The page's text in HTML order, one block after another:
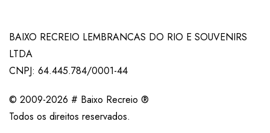
BAIXO RECREIO LEMBRANCAS DO RIO E SOUVENIRS
LTDA
CNPJ: 64.445.784/0001-44
© 2009-2026 # Baixo Recreio ®
Todos os direitos reservados.